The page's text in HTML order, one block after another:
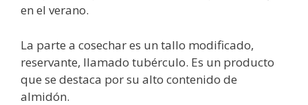
en el verano.
La parte a cosechar es un tallo modificado,
reservante, llamado tubérculo. Es un producto
que se destaca por su alto contenido de
almidón.